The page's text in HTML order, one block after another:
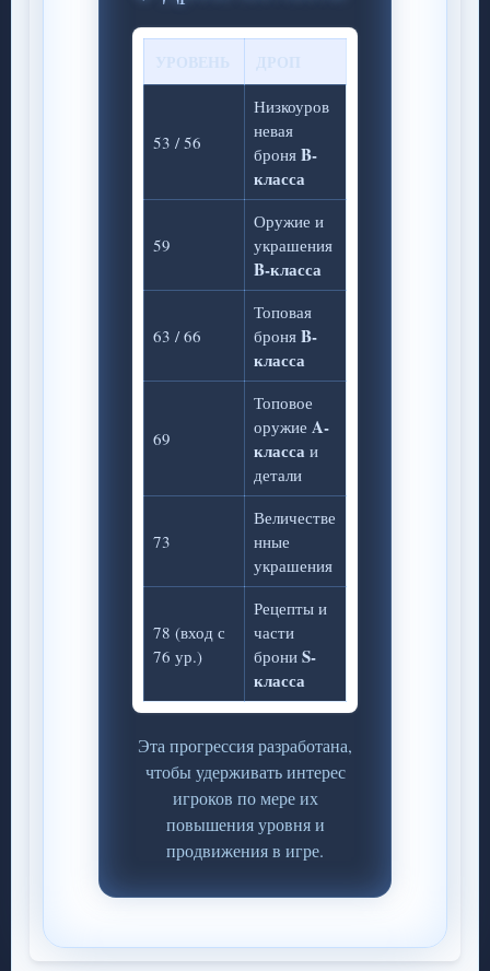
53 / 56
Низкоуров
невая
броня B-
класса
59
Оружие и
украшения
B-класса
63 / 66
Топовая
броня B-
класса
69
Топовое
оружие A-
класса и
детали
73
Величестве
нные
украшения
78 (вход с
76 ур.)
Рецепты и
части
брони S-
класса
Эта прогрессия разработана,
чтобы удерживать интерес
игроков по мере их
повышения уровня и
продвижения в игре.